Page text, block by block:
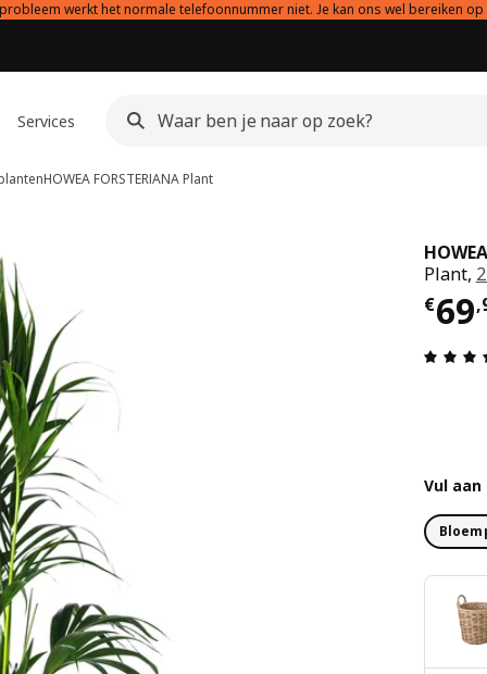
werkt het normale telefoonnummer niet. Je kan ons wel bereiken
Services
HOWEA FORSTERIANAPlant
Plant,
€69,
€
Vul